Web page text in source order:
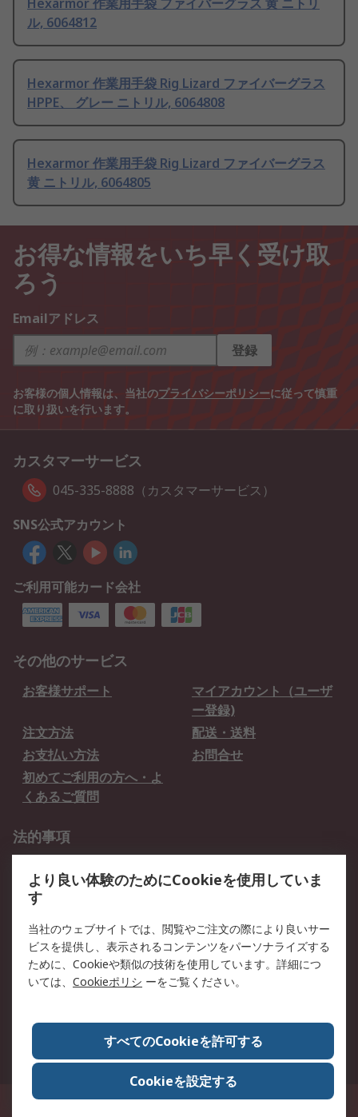
Hexarmor 作業用手袋 ファイバーグラス 黄 ニトリ
ル, 6064812
Hexarmor 作業用手袋 Rig Lizard ファイバーグラス
HPPE、 グレー ニトリル, 6064808
Hexarmor 作業用手袋 Rig Lizard ファイバーグラス
黄 ニトリル, 6064805
お得な情報をいち早く受け取
ろう
Emailアドレス
登録
お客様の個人情報は、当社のプライバシーポリシーに従って慎重
に取り扱いを行います。
カスタマーサービス
045-335-8888（カスタマーサービス）
SNS公式アカウント
ご利用可能カード会社
その他のサービス
お客様サポート
マイアカウント（ユーザ
ー登録)
注文方法
配送・送料
お支払い方法
お問合せ
初めてご利用の方へ・よ
くあるご質問
法的事項
クッキーポリシー
RSについて
会社概要
採用情報
プレスリリース＆お知ら
コーポレートサイト
全世界のRS
RSの歴史
ESGへの取り組み（英語）
認証について
〒240-0005 神奈川県横浜市保土ヶ谷区神戸町134番地 横浜ビジネスパーク ウ
より良い体験のためにCookieを使用していま
す
当社のウェブサイトでは、閲覧やご注文の際により良いサー
ビスを提供し、表示されるコンテンツをパーソナライズする
ために、Cookieや類似の技術を使用しています。詳細につ
いては、 Cookieポリシ ーをご覧ください。
すべてのCookieを許可する
Cookieを設定する